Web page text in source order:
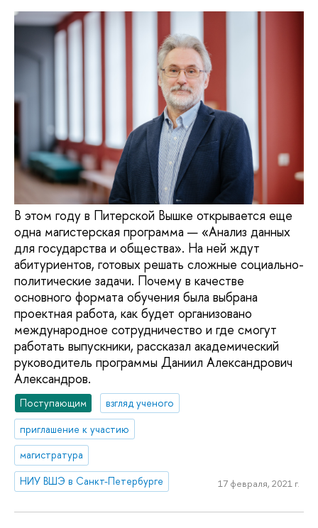
В этом году в Питерской Вышке открывается еще
одна магистерская программа — «Анализ данных
для государства и общества». На ней ждут
абитуриентов, готовых решать сложные социально-
политические задачи. Почему в качестве
основного формата обучения была выбрана
проектная работа, как будет организовано
международное сотрудничество и где смогут
работать выпускники, рассказал академический
руководитель программы Даниил Александрович
Александров.
Поступающим
взгляд ученого
приглашение к участию
магистратура
НИУ ВШЭ в Санкт-Петербурге
17 февраля, 2021 г.